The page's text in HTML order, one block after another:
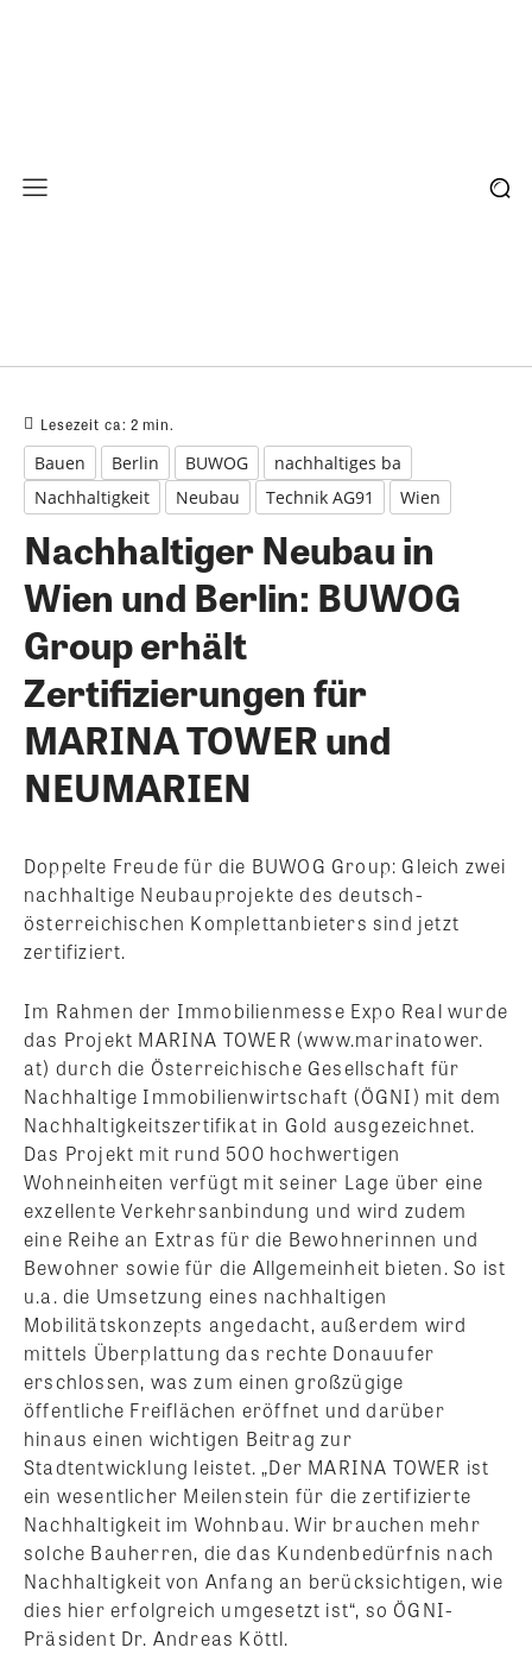
Lesezeit ca: 2 min.
Bauen Berlin BUWOG
nachhaltiges ba
Nachhaltigkeit
Neubau Technik AG91 Wien
Nachhaltiger Neubau in
Wien und Berlin: BUWOG
Group erhält
Zertifizierungen für
MARINA TOWER und
NEUMARIEN
Doppelte Freude für die BUWOG Group: Gleich zwei
nachhaltige Neubauprojekte des deutsch-
österreichischen Komplettanbieters sind jetzt
zertifiziert.
Im Rahmen der Immobilienmesse Expo Real wurde
das Projekt MARINA TOWER (www.marinatower.
at) durch die Österreichische Gesellschaft für
Nachhaltige Immobilienwirtschaft (ÖGNI) mit dem
Nachhaltigkeitszertifikat in Gold ausgezeichnet.
Das Projekt mit rund 500 hochwertigen
Wohneinheiten verfügt mit seiner Lage über eine
exzellente Verkehrsanbindung und wird zudem
eine Reihe an Extras für die Bewohnerinnen und
Bewohner sowie für die Allgemeinheit bieten. So ist
u.a. die Umsetzung eines nachhaltigen
Mobilitätskonzepts angedacht, außerdem wird
mittels Überplattung das rechte Donauufer
erschlossen, was zum einen großzügige
öffentliche Freiflächen eröffnet und darüber
hinaus einen wichtigen Beitrag zur
Stadtentwicklung leistet. „Der MARINA TOWER ist
ein wesentlicher Meilenstein für die zertifizierte
Nachhaltigkeit im Wohnbau. Wir brauchen mehr
solche Bauherren, die das Kundenbedürfnis nach
Nachhaltigkeit von Anfang an berücksichtigen, wie
dies hier erfolgreich umgesetzt ist“, so ÖGNI-
Präsident Dr. Andreas Köttl.